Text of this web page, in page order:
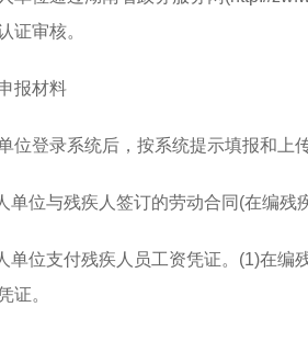
证审核。
报材料
位登录系统后，按系统提示填报和上
单位与残疾人签订的劳动合同(在编残
单位支付残疾人员工资凭证。 (1)在编
证。